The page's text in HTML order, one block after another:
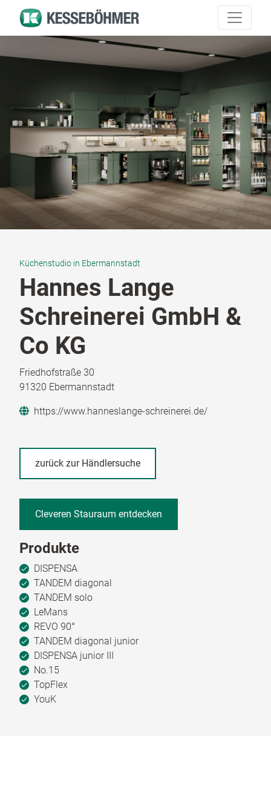
Küchenstudio in Ebermannstadt
Hannes Lange
Schreinerei GmbH &
Co KG
Friedhofstraße 30
91320 Ebermannstadt
https://www.hanneslange-schreinerei.de/
zurück zur Händlersuche
Cleveren Stauraum entdecken
Produkte
DISPENSA
TANDEM diagonal
TANDEM solo
LeMans
REVO 90°
TANDEM diagonal junior
DISPENSA junior III
No.15
TopFlex
YouK